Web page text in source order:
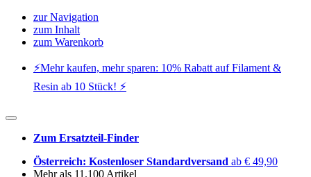
zur Navigation
zum Inhalt
zum Warenkorb
⚡️Mehr kaufen, mehr sparen: 10% Rabatt auf Filament &
Resin ab 10 Stück! ⚡️
Zum Ersatzteil-Finder
Österreich: Kostenloser Standardversand ab € 49,90
Mehr als 11.100 Artikel